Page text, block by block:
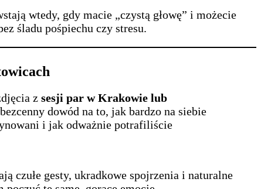
wtedy, gdy macie „czystą głowę” i możecie
śladu pośpiechu czy stresu.
z sesji par w Krakowie lub
dowód na to, jak bardzo na siebie
i jak odważnie potrafiliście
czułe gesty, ukradkowe spojrzenia i naturalne